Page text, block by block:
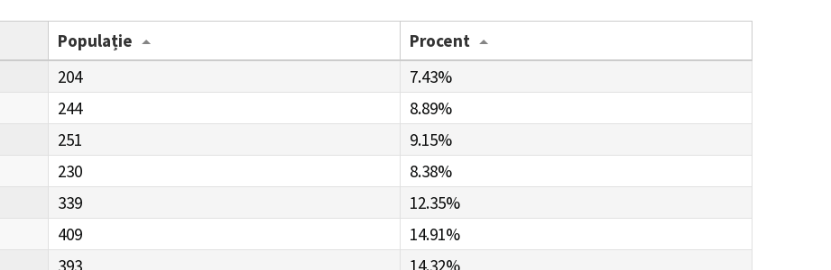
Populație
Procent
204
7.43%
244
8.89%
251
9.15%
230
8.38%
339
12.35%
409
14.91%